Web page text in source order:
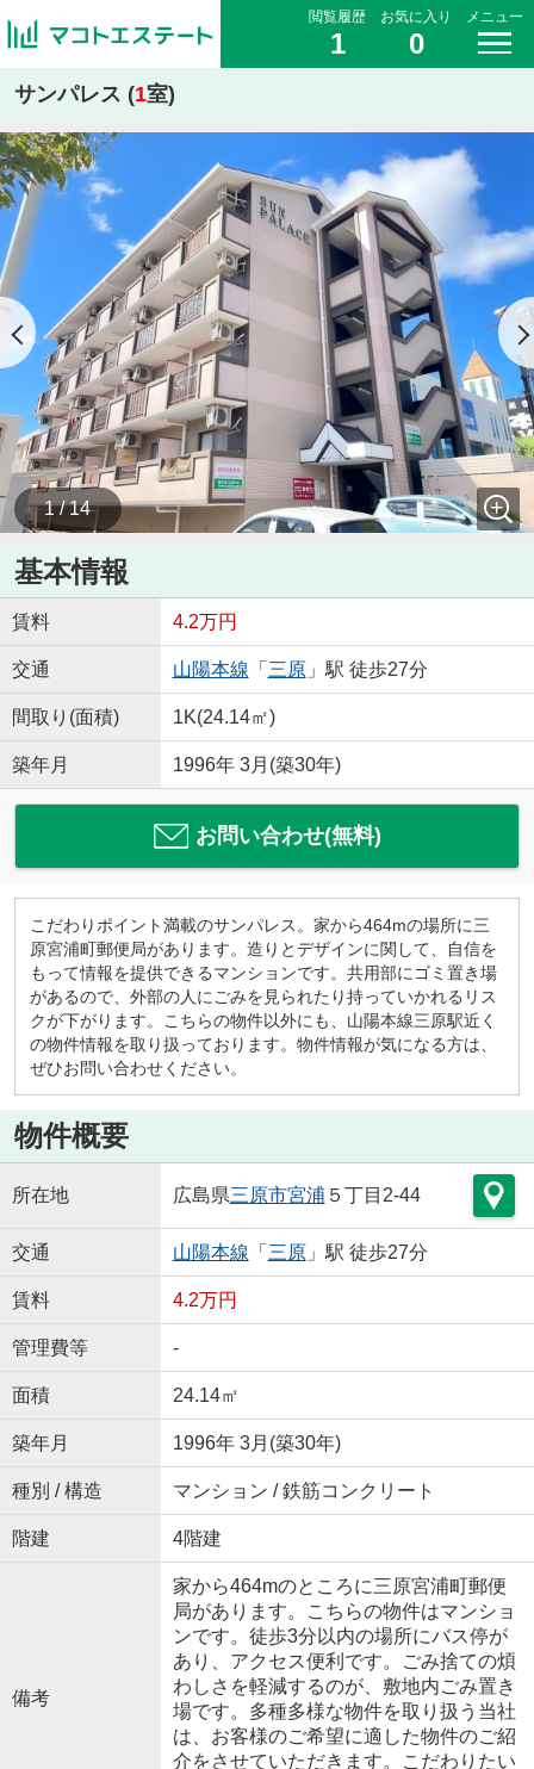
閲覧履歴
1
お気に入り
0
メニュー
サンパレス (1室)
1 / 14
基本情報
賃料 4.2万円
交通 山陽本線 「 三原」駅 徒歩27分
間取り(面積) 1K(24.14㎡)
築年月 1996年 3月(築30年)
お問い合わせ(無料)
こだわりポイント満載のサンパレス。家から464mの場所に三
原宮浦町郵便局があります。造りとデザインに関して、自信を
もって情報を提供できるマンションです。共用部にゴミ置き場
があるので、外部の人にごみを見られたり持っていかれるリス
クが下がります。こちらの物件以外にも、山陽本線三原駅近く
の物件情報を取り扱っております。物件情報が気になる方は、
ぜひお問い合わせください。
物件概要
所在地 広島県三原市宮浦 ５丁目2-44
交通 山陽本線 「 三原」駅 徒歩27分
賃料 4.2万円
管理費等 -
面積 24.14㎡
築年月 1996年 3月(築30年)
種別 / 構造 マンション / 鉄筋コンクリート
階建 4階建
備考
家から464mのところに三原宮浦町郵便
局があります。こちらの物件はマンショ
ンです。徒歩3分以内の場所にバス停が
あり、アクセス便利です。ごみ捨ての煩
わしさを軽減するのが、敷地内ごみ置き
場です。多種多様な物件を取り扱う当社
は、お客様のご希望に適した物件のご紹
介をさせていただきます。こだわりたい